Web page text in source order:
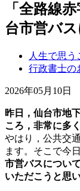
「全路線
台市営バ
人生で思う
行政書士の
2026年05月10日
昨日，仙台市地
ころ，非常に多
やはり，公共交
ます。そこで今
市営バスについ
いただこうと思い